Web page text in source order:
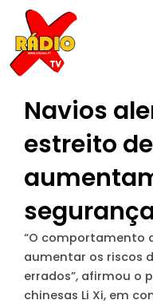
content
Navios
estreito
“O comportamento
aumentar os riscos
errados”, afirmou o
chinesas Li Xi, em